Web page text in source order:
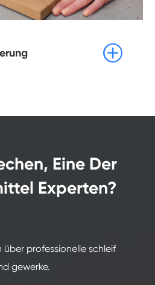

Eine Der
Experten?
professionelle schleif
gewerke.